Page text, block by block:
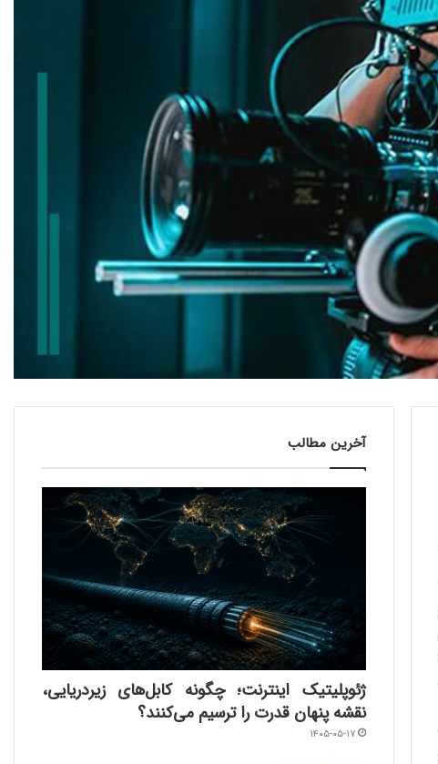
آخرین مطالب
ژئوپلیتیک اینترنت؛ چگونه کابل‌های زیردریایی،
نقشه پنهان قدرت را ترسیم می‌کنند؟
۱۴۰۵-۰۵-۱۷